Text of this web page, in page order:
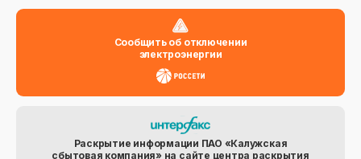
Сообщить об отключении
электроэнергии
Раскрытие информации ПАО «Калужская
сбытовая компания» на сайте центра раскрытия